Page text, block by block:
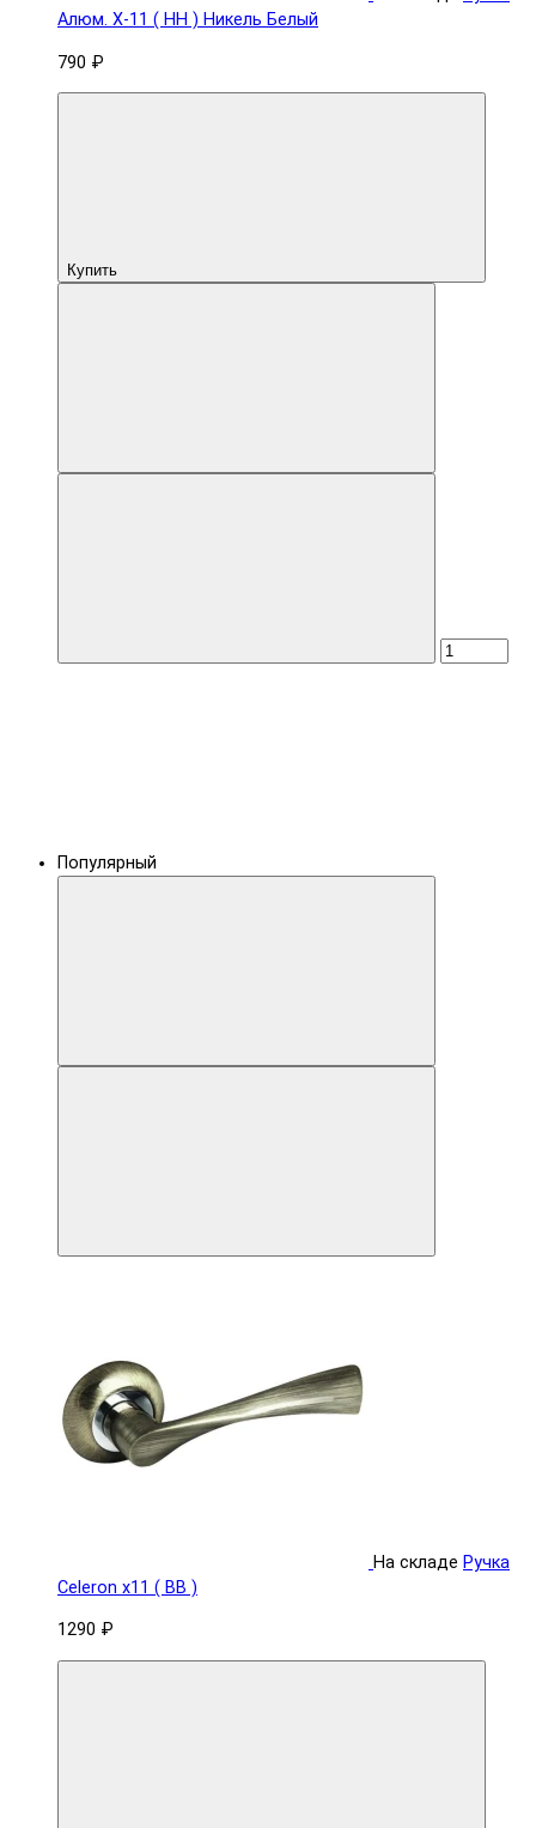
Aлюм. X-11 ( HH ) Никель Белый
790 ₽
Купить
Популярный
На складе Ручка
Celeron x11 ( BB )
1290 ₽